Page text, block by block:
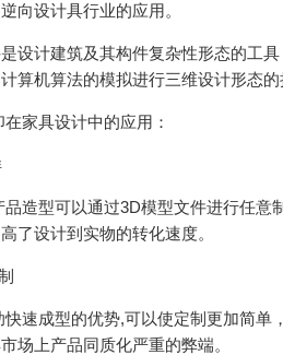
向设计具行业的应用。
设计建筑及其构件复杂性形态的工
算机算法的模拟进行三维设计形态的
家具设计中的应用：
品造型可以通过3D模型文件进行任
了设计到实物的转化速度。
快速成型的优势,可以使定制更加简
场上产品同质化严重的弊端。